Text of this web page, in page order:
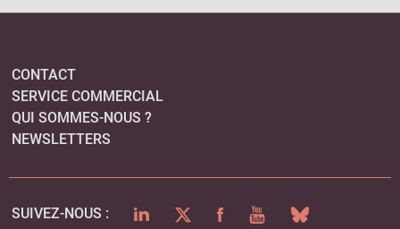
CONTACT
SERVICE COMMERCIAL
QUI SOMMES-NOUS ?
NEWSLETTERS
SUIVEZ-NOUS : LINKEDINTWITTERFACEBOOKYOUTUBEBLUESKY